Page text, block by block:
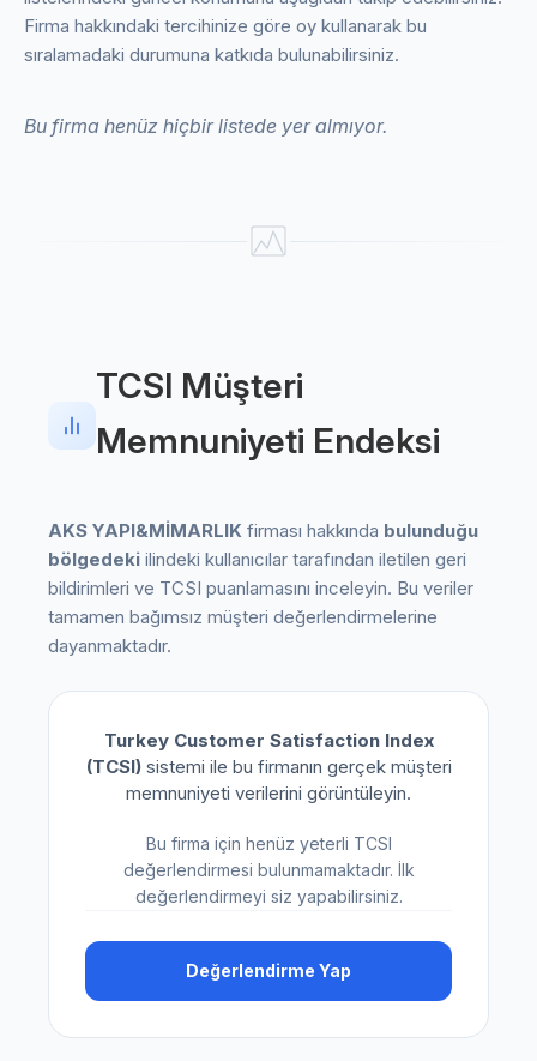
Firma hakkındaki tercihinize göre oy kullanarak bu
sıralamadaki durumuna katkıda bulunabilirsiniz.
Bu firma henüz hiçbir listede yer almıyor.
TCSI Müşteri
Memnuniyeti Endeksi
AKS YAPI&MİMARLIK firması hakkında bulunduğu
bölgedeki ilindeki kullanıcılar tarafından iletilen geri
bildirimleri ve TCSI puanlamasını inceleyin. Bu veriler
tamamen bağımsız müşteri değerlendirmelerine
dayanmaktadır.
Turkey Customer Satisfaction Index
(TCSI)sistemi ile bu firmanın gerçek müşteri
memnuniyeti verilerini görüntüleyin.
Bu firma için henüz yeterli TCSI
değerlendirmesi bulunmamaktadır. İlk
değerlendirmeyi siz yapabilirsiniz.
Değerlendirme Yap